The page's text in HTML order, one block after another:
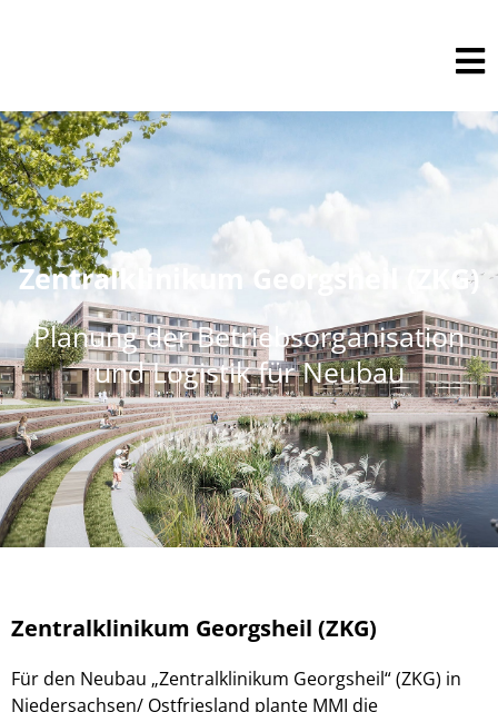
Zentralklinikum Georgsheil (ZKG)
Planung der Betriebsorganisation
und Logistik für Neubau
Zentralklinikum Georgsheil (ZKG)
Für den Neubau „Zentralklinikum Georgsheil“ (ZKG) in
Niedersachsen/ Ostfriesland plante MMI die